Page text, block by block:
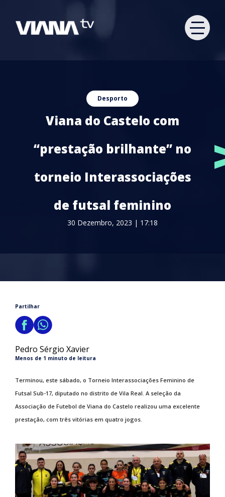
Desporto
Viana do Castelo com
“prestação brilhante” no
torneio Interassociações
de futsal feminino
30 Dezembro, 2023 | 17:18
Partilhar
Pedro Sérgio Xavier
Menos de 1 minuto de leitura
Terminou, este sábado, o Torneio Interassociações Feminino de
Futsal Sub-17, diputado no distrito de Vila Real. A seleção da
Associação de Futebol de Viana do Castelo realizou uma excelente
prestação, com três vitórias em quatro jogos.